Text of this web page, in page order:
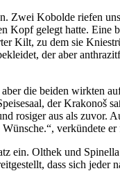
Zwei Kobolde riefen
Kopf gelegt hatte.
Kilt, zu dem sie
der aber
die beiden wirkten
der Krakonoš
rosiger aus als
verkündete
ein. Olthek und
dass sich